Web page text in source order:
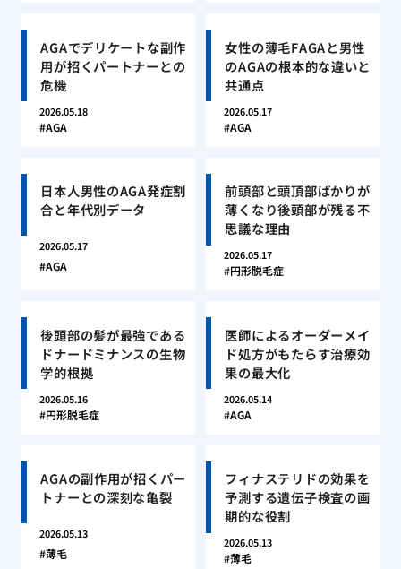
AGAでデリケートな副作
用が招くパートナーとの
危機
2026.05.18
AGA
女性の薄毛FAGAと男性
のAGAの根本的な違いと
共通点
2026.05.17
AGA
日本人男性のAGA発症割
合と年代別データ
2026.05.17
AGA
前頭部と頭頂部ばかりが
薄くなり後頭部が残る不
思議な理由
2026.05.17
円形脱毛症
後頭部の髪が最強である
ドナードミナンスの生物
学的根拠
2026.05.16
円形脱毛症
医師によるオーダーメイ
ド処方がもたらす治療効
果の最大化
2026.05.14
AGA
AGAの副作用が招くパー
トナーとの深刻な亀裂
2026.05.13
薄毛
フィナステリドの効果を
予測する遺伝子検査の画
期的な役割
2026.05.13
薄毛